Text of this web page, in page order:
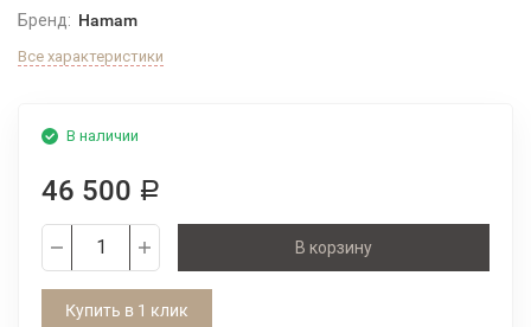
Бренд: Hamam
Все характеристики
В наличии
46 500 Р
В корзину
Купить в 1 клик